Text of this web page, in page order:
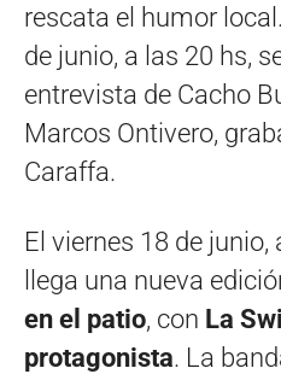
rescata el humor
de junio, a las 20 hs,
entrevista de Cacho
Marcos Ontivero,
Caraffa.
El viernes 18 de junio,
llega una nueva
en el patio, con La
protagonista. La